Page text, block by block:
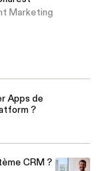
Marketing
Apps de
?
CRM ?